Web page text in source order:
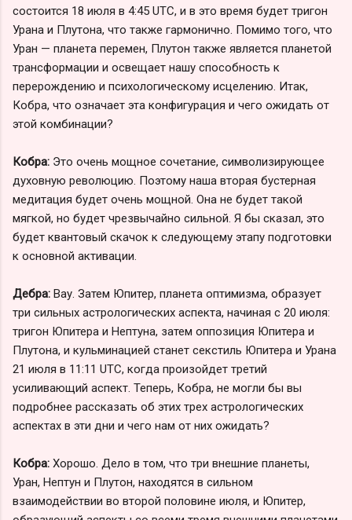
состоится 18 июля в 4:45 UTC, и в это время будет тригон
Урана и Плутона, что также гармонично. Помимо того, что
Уран — планета перемен, Плутон также является планетой
трансформации и освещает нашу способность к
перерождению и психологическому исцелению. Итак,
Кобра, что означает эта конфигурация и чего ожидать от
этой комбинации?
Кобра: Это очень мощное сочетание, символизирующее
духовную революцию. Поэтому наша вторая бустерная
медитация будет очень мощной. Она не будет такой
мягкой, но будет чрезвычайно сильной. Я бы сказал, это
будет квантовый скачок к следующему этапу подготовки
к основной активации.
Дебра: Вау. Затем Юпитер, планета оптимизма, образует
три сильных астрологических аспекта, начиная с 20 июля:
тригон Юпитера и Нептуна, затем оппозиция Юпитера и
Плутона, и кульминацией станет секстиль Юпитера и Урана
21 июля в 11:11 UTC, когда произойдет третий
усиливающий аспект. Теперь, Кобра, не могли бы вы
подробнее рассказать об этих трех астрологических
аспектах в эти дни и чего нам от них ожидать?
Кобра: Хорошо. Дело в том, что три внешние планеты,
Уран, Нептун и Плутон, находятся в сильном
взаимодействии во второй половине июля, и Юпитер,